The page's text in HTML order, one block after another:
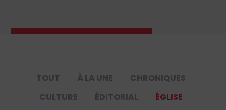
TOUT À LA UNE
CHRONIQUES
CULTURE
ÉDITORIAL
ÉGLISE